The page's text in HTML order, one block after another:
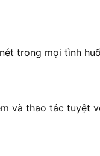
trong mọi tình
và thao tác tuyệt